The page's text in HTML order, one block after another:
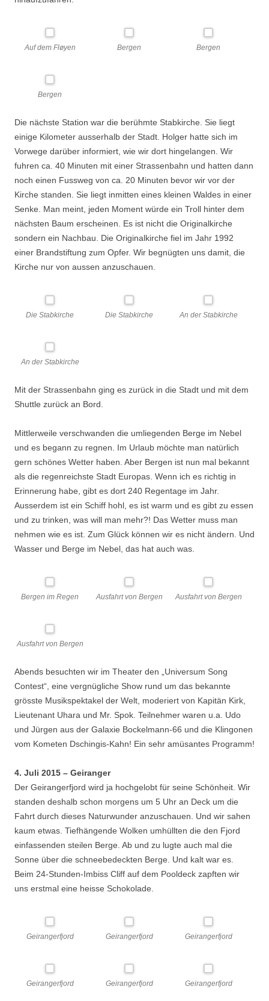
Auf dem Fløyen Bergen Bergen
Bergen
Die nächste Station war die berühmte Stabkirche. Sie liegt
einige Kilometer ausserhalb der Stadt. Holger hatte sich im
Vorwege darüber informiert, wie wir dort hingelangen. Wir
fuhren ca. 40 Minuten mit einer Strassenbahn und hatten dann
noch einen Fussweg von ca. 20 Minuten bevor wir vor der
Kirche standen. Sie liegt inmitten eines kleinen Waldes in einer
Senke. Man meint, jeden Moment würde ein Troll hinter dem
nächsten Baum erscheinen. Es ist nicht die Originalkirche
sondern ein Nachbau. Die Originalkirche fiel im Jahr 1992
einer Brandstiftung zum Opfer. Wir begnügten uns damit, die
Kirche nur von aussen anzuschauen.
Die Stabkirche Die Stabkirche An der Stabkirche
An der Stabkirche
Mit der Strassenbahn ging es zurück in die Stadt und mit dem
Shuttle zurück an Bord.
Mittlerweile verschwanden die umliegenden Berge im Nebel
und es begann zu regnen. Im Urlaub möchte man natürlich
gern schönes Wetter haben. Aber Bergen ist nun mal bekannt
als die regenreichste Stadt Europas. Wenn ich es richtig in
Erinnerung habe, gibt es dort 240 Regentage im Jahr.
Ausserdem ist ein Schiff hohl, es ist warm und es gibt zu essen
und zu trinken, was will man mehr?! Das Wetter muss man
nehmen wie es ist. Zum Glück können wir es nicht ändern. Und
Wasser und Berge im Nebel, das hat auch was.
Bergen im Regen Ausfahrt von Bergen Ausfahrt von Bergen
Ausfahrt von Bergen
Abends besuchten wir im Theater den „Universum Song
Contest“, eine vergnügliche Show rund um das bekannte
grösste Musikspektakel der Welt, moderiert von Kapitän Kirk,
Lieutenant Uhara und Mr. Spok. Teilnehmer waren u.a. Udo
und Jürgen aus der Galaxie Bockelmann-66 und die Klingonen
vom Kometen Dschingis-Kahn! Ein sehr amüsantes Programm!
4. Juli 2015 – Geiranger
Der Geirangerfjord wird ja hochgelobt für seine Schönheit. Wir
standen deshalb schon morgens um 5 Uhr an Deck um die
Fahrt durch dieses Naturwunder anzuschauen. Und wir sahen
kaum etwas. Tiefhängende Wolken umhüllten die den Fjord
einfassenden steilen Berge. Ab und zu lugte auch mal die
Sonne über die schneebedeckten Berge. Und kalt war es.
Beim 24-Stunden-Imbiss Cliff auf dem Pooldeck zapften wir
uns erstmal eine heisse Schokolade.
Geirangerfjord Geirangerfjord Geirangerfjord
Geirangerfjord Geirangerfjord Geirangerfjord